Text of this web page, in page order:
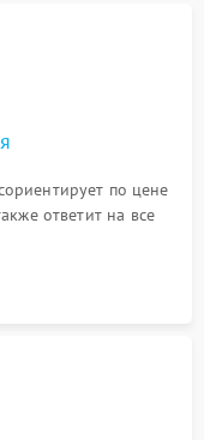
по цене
ответит на все